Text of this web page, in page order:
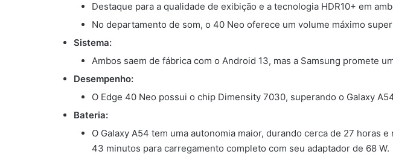
Destaque para a qualidade de exibição e a tecnologia HDR10+ em
No departamento de som, o 40 Neo oferece um volume máximo
Sistema:
Ambos saem de fábrica com o Android 13, mas a Samsung promete
Desempenho:
O Edge 40 Neo possui o chip Dimensity 7030, superando o Galaxy
Bateria:
O Galaxy A54 tem uma autonomia maior, durando cerca de 27 horas
43 minutos para carregamento completo com seu adaptador de 68 W.